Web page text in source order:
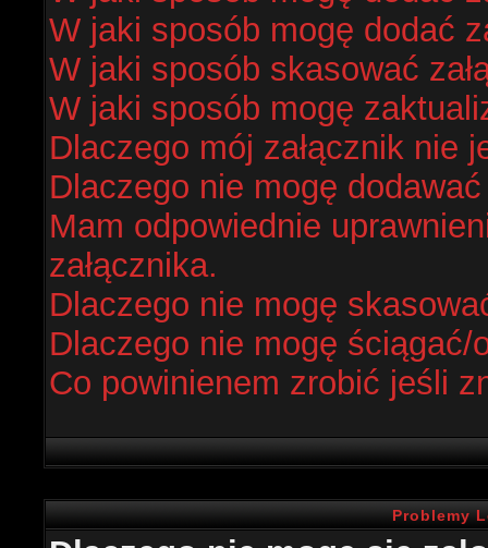
W jaki sposób mogę dodać
W jaki sposób skasować
W jaki sposób mogę
Dlaczego mój załącznik nie
Dlaczego nie mogę dodawać
Mam odpowiednie
załącznika.
Dlaczego nie mogę
Dlaczego nie mogę ściągać/
Co powinienem zrobić jeśli
Problemy